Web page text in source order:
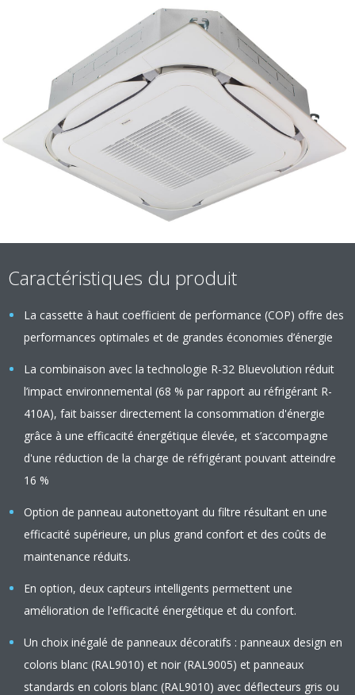
Caractéristiques du produit
La cassette à haut coefficient de performance (COP) offre des
performances optimales et de grandes économies d’énergie
La combinaison avec la technologie R-32 Bluevolution réduit
l’impact environnemental (68 % par rapport au réfrigérant R-
410A), fait baisser directement la consommation d'énergie
grâce à une efficacité énergétique élevée, et s’accompagne
d'une réduction de la charge de réfrigérant pouvant atteindre
16 %
Option de panneau autonettoyant du filtre résultant en une
efficacité supérieure, un plus grand confort et des coûts de
maintenance réduits.
En option, deux capteurs intelligents permettent une
amélioration de l'efficacité énergétique et du confort.
Un choix inégalé de panneaux décoratifs : panneaux design en
coloris blanc (RAL9010) et noir (RAL9005) et panneaux
standards en coloris blanc (RAL9010) avec déflecteurs gris ou